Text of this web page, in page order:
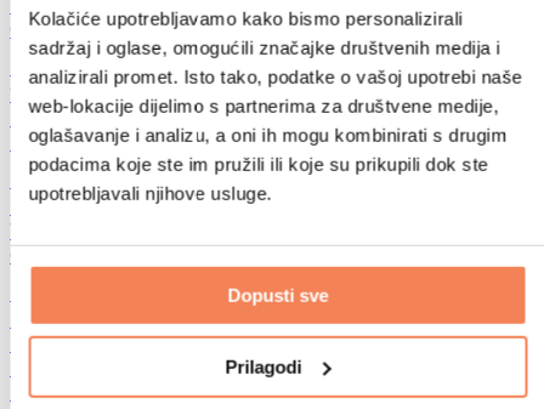
Kolačiće upotrebljavamo kako bismo personalizirali
sadržaj i oglase, omogućili značajke društvenih medija i
analizirali promet. Isto tako, podatke o vašoj upotrebi naše
web-lokacije dijelimo s partnerima za društvene medije,
oglašavanje i analizu, a oni ih mogu kombinirati s drugim
podacima koje ste im pružili ili koje su prikupili dok ste
upotrebljavali njihove usluge.
Dopusti sve
Prilagodi
Mahunarke
Ostalo
Maslaci od orašastih plodova
100% namazi iz orašastih plodova
Slatki namazi od orašastih plodova
Proteinski namazi od orašastih plodova
Supernamirnice
Zelena superhrana
Vlakna
Ostala superhrana
Proteinske pločice
Suho meso
Proteinski kolačići